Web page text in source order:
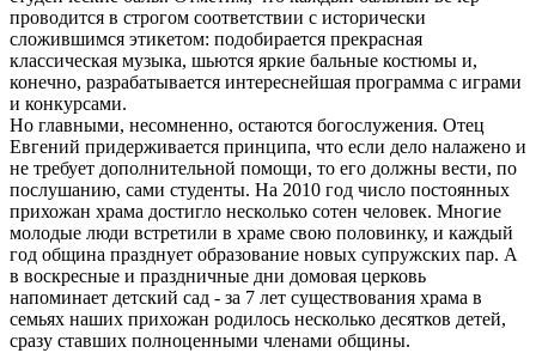
проводится в строгом соответствии с исторически
сложившимся этикетом: подобирается прекрасная
классическая музыка, шьются яркие бальные костюмы и,
конечно, разрабатывается интереснейшая программа с играми
и конкурсами.
Но главными, несомненно, остаются богослужения. Отец
Евгений придерживается принципа, что если дело налажено и
не требует дополнительной помощи, то его должны вести, по
послушанию, сами студенты. На 2010 год число постоянных
прихожан храма достигло несколько сотен человек. Многие
молодые люди встретили в храме свою половинку, и каждый
год община празднует образование новых супружских пар. А
в воскресные и праздничные дни домовая церковь
напоминает детский сад - за 7 лет существования храма в
семьях наших прихожан родилось несколько десятков детей,
сразу ставших полноценными членами общины.